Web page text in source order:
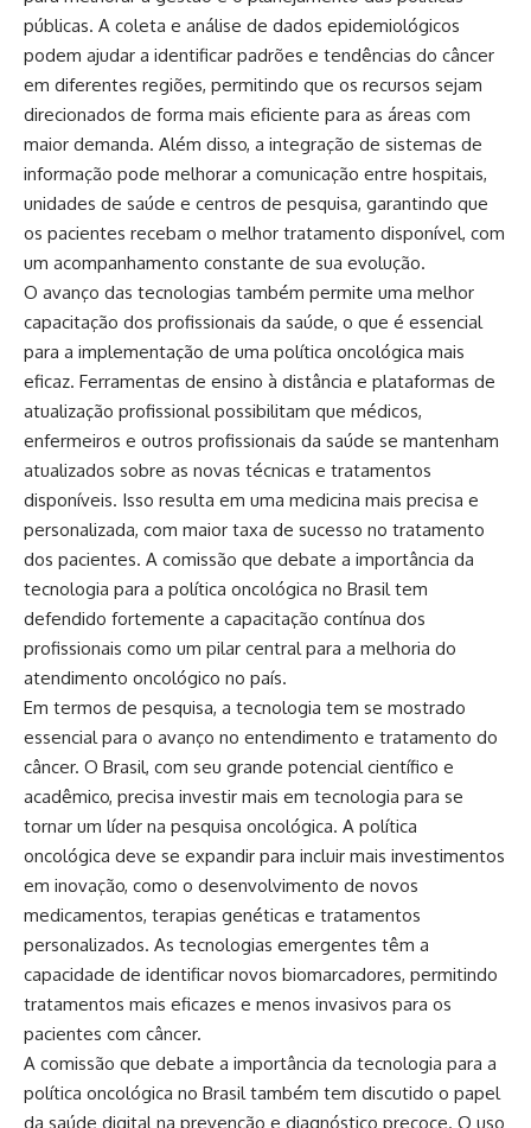
públicas. A coleta e análise de dados epidemiológicos
podem ajudar a identificar padrões e tendências do câncer
em diferentes regiões, permitindo que os recursos sejam
direcionados de forma mais eficiente para as áreas com
maior demanda. Além disso, a integração de sistemas de
informação pode melhorar a comunicação entre hospitais,
unidades de saúde e centros de pesquisa, garantindo que
os pacientes recebam o melhor tratamento disponível, com
um acompanhamento constante de sua evolução.
O avanço das tecnologias também permite uma melhor
capacitação dos profissionais da saúde, o que é essencial
para a implementação de uma política oncológica mais
eficaz. Ferramentas de ensino à distância e plataformas de
atualização profissional possibilitam que médicos,
enfermeiros e outros profissionais da saúde se mantenham
atualizados sobre as novas técnicas e tratamentos
disponíveis. Isso resulta em uma medicina mais precisa e
personalizada, com maior taxa de sucesso no tratamento
dos pacientes. A comissão que debate a importância da
tecnologia para a política oncológica no Brasil tem
defendido fortemente a capacitação contínua dos
profissionais como um pilar central para a melhoria do
atendimento oncológico no país.
Em termos de pesquisa, a tecnologia tem se mostrado
essencial para o avanço no entendimento e tratamento do
câncer. O Brasil, com seu grande potencial científico e
acadêmico, precisa investir mais em tecnologia para se
tornar um líder na pesquisa oncológica. A política
oncológica deve se expandir para incluir mais investimentos
em inovação, como o desenvolvimento de novos
medicamentos, terapias genéticas e tratamentos
personalizados. As tecnologias emergentes têm a
capacidade de identificar novos biomarcadores, permitindo
tratamentos mais eficazes e menos invasivos para os
pacientes com câncer.
A comissão que debate a importância da tecnologia para a
política oncológica no Brasil também tem discutido o papel
da saúde digital na prevenção e diagnóstico precoce. O uso